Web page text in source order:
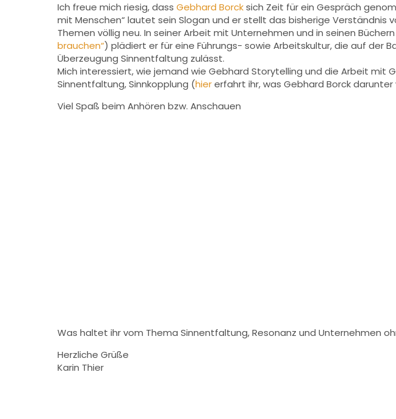
Ich freue mich riesig, dass Gebhard Borcksich Zeit für ein Gespräch
mit Menschen“ lautet sein Slogan und er stellt das bisherige
Themen völlig neu. In seiner Arbeit mit Unternehmen und in seinen Büchern
brauchen“) plädiert er für eine Führungs- sowie Arbeitskultur, die auf der
Überzeugung Sinnentfaltung zulässt.
Mich interessiert, wie jemand wie Gebhard Storytelling und die Arbeit mit
Sinnentfaltung, Sinnkopplung (hiererfahrt ihr, was Gebhard Borck
Viel Spaß beim Anhören bzw. Anschauen
Was haltet ihr vom Thema Sinnentfaltung, Resonanz und Unternehmen
Herzliche Grüße
Karin Thier